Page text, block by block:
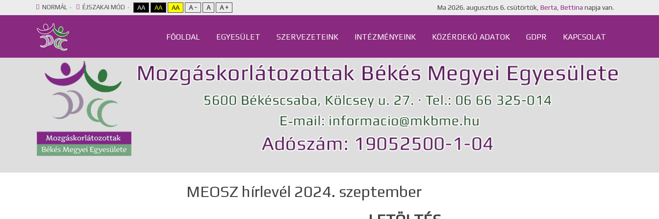
NORMÁL ÉJSZAKAI MÓD AA AA AA A - A A + Ma 2026. augusztus 6. csütörtök, Berta, Bettina napja van.
FŐOLDAL EGYESÜLET SZERVEZETEINK INTÉZMÉNYEINK KÖZÉRDEKŰ ADATOK GDPR KAPCSOLAT
MEOSZ hírlevél 2024. szeptember